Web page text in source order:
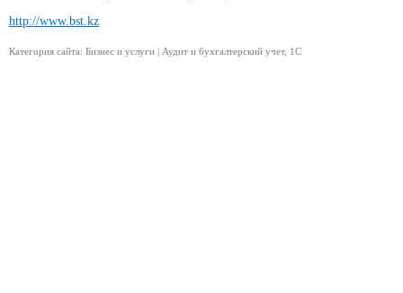
http://www.bst.kz
Категория сайта: Бизнес и услуги | Аудит и бухгалтерский учет, 1С